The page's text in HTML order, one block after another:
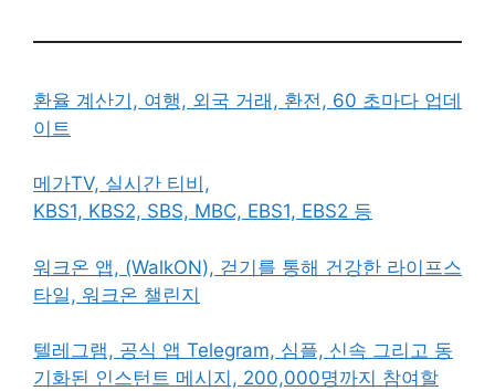
환율 계산기, 여행, 외국 거래, 환전, 60 초마다 업데
이트
메가TV, 실시간 티비,
KBS1, KBS2, SBS, MBC, EBS1, EBS2 등
워크온 앱, (WalkON), 걷기를 통해 건강한 라이프스
타일, 워크온 챌린지
텔레그램, 공식 앱 Telegram, 심플, 신속 그리고 동
기화된 인스턴트 메시지, 200,000명까지 참여할